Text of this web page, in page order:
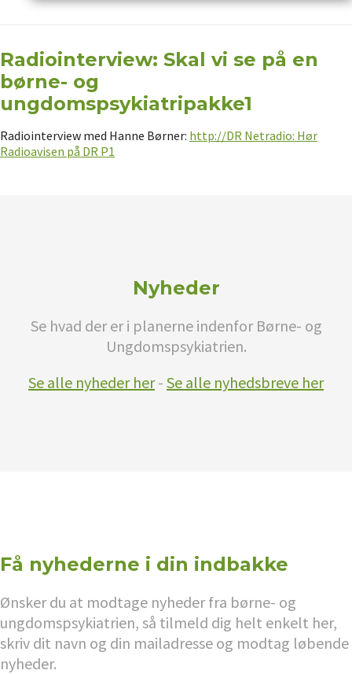
Radiointerview: Skal vi se på en
børne- og
ungdomspsykiatripakke1
Radiointerview med Hanne Børner: http://DR Netradio: Hør
Radioavisen på DR P1
Nyheder
Se hvad der er i planerne indenfor Børne- og
Ungdomspsykiatrien.
Se alle nyheder her- Se alle nyhedsbreve her
Få nyhederne i din indbakke
Ønsker du at modtage nyheder fra børne- og
ungdomspsykiatrien, så tilmeld dig helt enkelt her,
skriv dit navn og din mailadresse og modtag løbende
nyheder.